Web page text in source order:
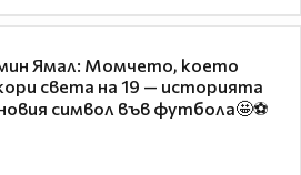
Ямал: Момчето, което
света на 19 — историята
символ във футбола🤩⚽